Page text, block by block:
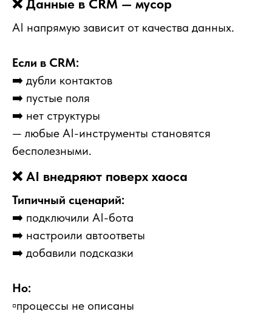
❌ Данные в CRM — мусор
AI напрямую зависит от качества данных.
Если в CRM:
➡️ дубли контактов
➡️ пустые поля
➡️ нет структуры
— любые AI-инструменты становятся
бесполезными.
❌ AI внедряют поверх хаоса
Типичный сценарий:
➡️ подключили AI-бота
➡️ настроили автоответы
➡️ добавили подсказки
Но:
▫️процессы не описаны
ПОДРОБНЕЕ
Найдем, где теряются клиенты, выстроим
систему контроля и превратим отдел продаж
в управляемую систему.